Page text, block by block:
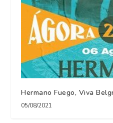
Hermano Fuego, Viva
05/08/2021